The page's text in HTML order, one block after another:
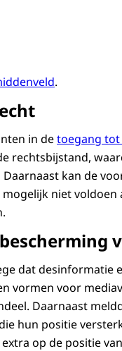
.
in detoegang
rechtsbijstand,
kan de
niet
dat desinformatie
vormen voor
Daarnaast
hun positie
op de positie